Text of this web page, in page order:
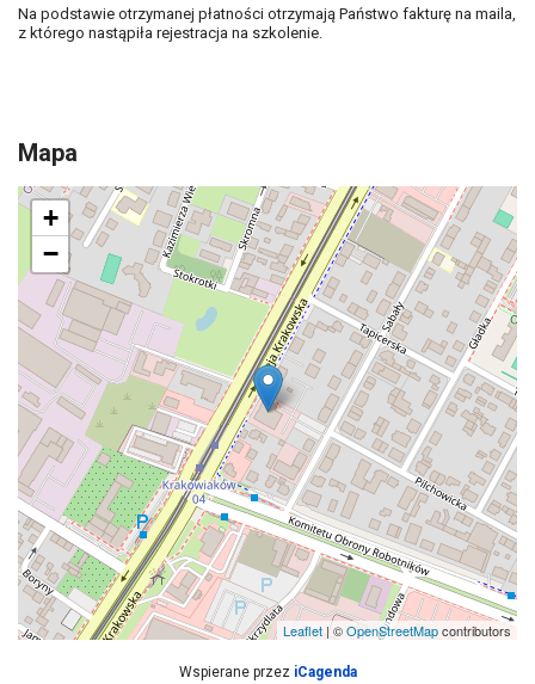
Na podstawie otrzymanej płatności otrzymają Państwo fakturę na maila,
z którego nastąpiła rejestracja na szkolenie.
Mapa
+
−
Leaflet | ©OpenStreetMapcontributors
Wspierane przez iCagenda